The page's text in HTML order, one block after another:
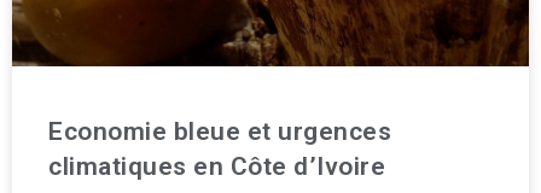
Economie bleue et urgences
climatiques en Côte d’Ivoire